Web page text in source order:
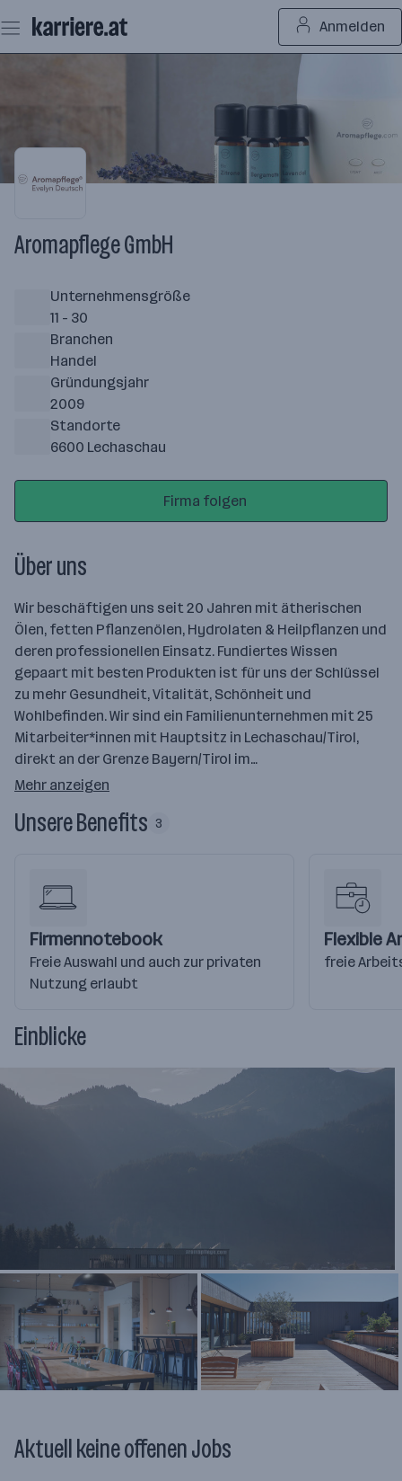
Seiteninhalt
springen
Anmelden
Aromapflege GmbH
Unternehmensgröße
11 - 30
Branchen
Handel
Gründungsjahr
2009
Standorte
6600 Lechaschau
Firma folgen
Über uns
Wir beschäftigen uns seit 20 Jahren mit ätherischen
Ölen, fetten Pflanzenölen, Hydrolaten & Heilpflanzen und
deren professionellen Einsatz. Fundiertes Wissen
gepaart mit besten Produkten ist für uns der Schlüssel
zu mehr Gesundheit, Vitalität, Schönheit und
Wohlbefinden. Wir sind ein Familienunternehmen mit 25
Mitarbeiter*innen mit Hauptsitz in Lechaschau/Tirol,
direkt an der Grenze Bayern/Tirol im…
Mehr anzeigen
Unsere Benefits 3
Firmennotebook
Freie Auswahl und auch zur privaten
Nutzung erlaubt
Flexible
freie
Einblicke
Aktuell keine offenen Jobs